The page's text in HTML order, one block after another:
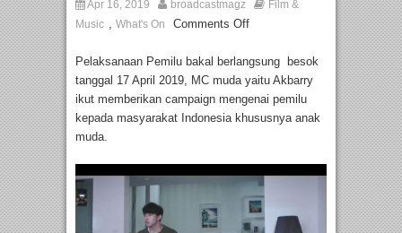
Apr 16, 2019 broadcastmagz
Film &
Music , What's On Comments Off
Pelaksanaan Pemilu bakal berlangsung besok
tanggal 17 April 2019, MC muda yaitu Akbarry
ikut memberikan campaign mengenai pemilu
kepada masyarakat Indonesia khususnya anak
muda.